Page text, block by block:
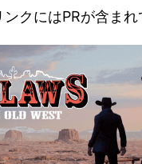
クにはPRが含まれ